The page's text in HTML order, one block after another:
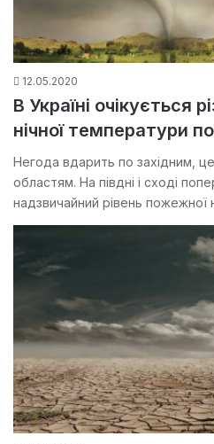
12.05.2020
В Україні очікується
нічної температури
Негода вдарить по західним,
областям. На півдні і сході
надзвичайний рівень пожежної